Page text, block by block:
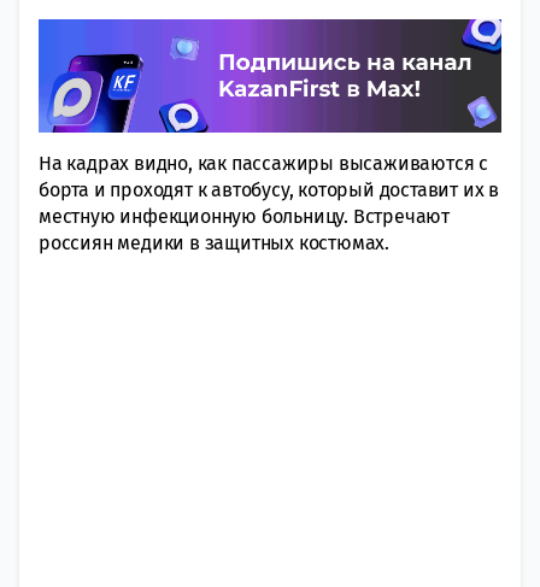
На кадрах видно, как пассажиры высаживаются с
борта и проходят к автобусу, который доставит их в
местную инфекционную больницу. Встречают
россиян медики в защитных костюмах.